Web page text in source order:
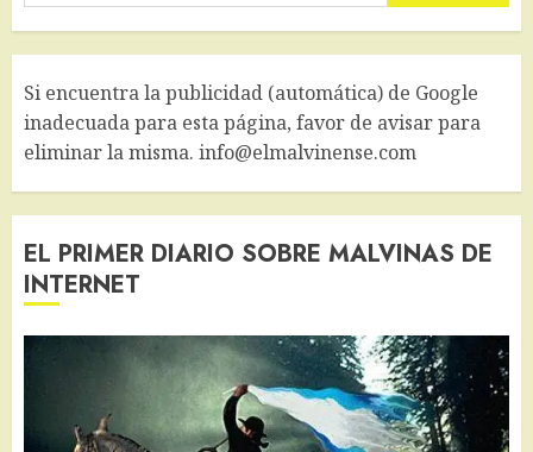
Si encuentra la publicidad (automática) de Google
inadecuada para esta página, favor de avisar para
eliminar la misma. info@elmalvinense.com
EL PRIMER DIARIO SOBRE MALVINAS DE
INTERNET